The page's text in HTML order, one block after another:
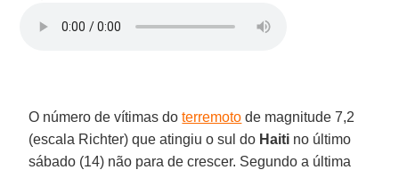
O número de vítimas doterremoto de magnitude 7,2
(escala Richter) que atingiu o sul do Haiti no último
sábado (14) não para de crescer. Segundo a última